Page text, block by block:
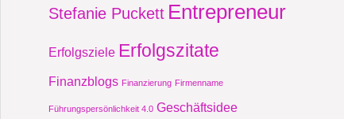
Stefanie Puckett Entrepreneur
Erfolgsziele Erfolgszitate
Finanzblogs Finanzierung Firmenname
Führungspersönlichkeit 4.0 Geschäftsidee